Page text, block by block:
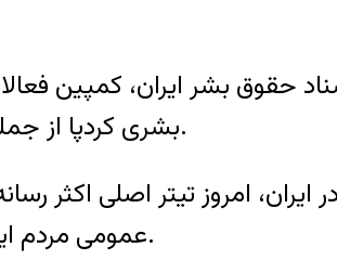
حقوق بشر ایران، کمپین
بشری کردپا از جمله شناخته شده‌ترین امضاکنندگان این بیانیه هستند.
امروز تیتر اصلی اکثر
عمومی مردم این کشور را به شدت علیه جمهوری اسلامی برانگیخت.